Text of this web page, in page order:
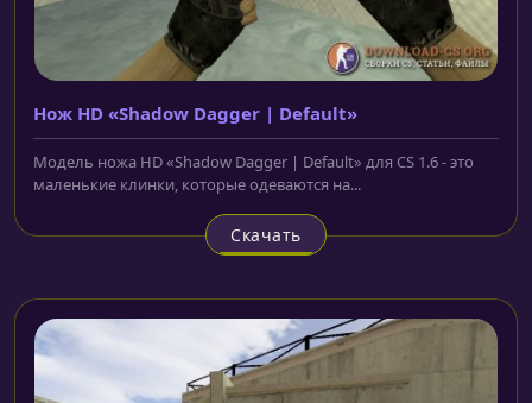
Нож HD «Shadow Dagger | Default»
Модель ножа HD «Shadow Dagger | Default» для CS 1.6 - это
маленькие клинки, которые одеваются на...
Скачать